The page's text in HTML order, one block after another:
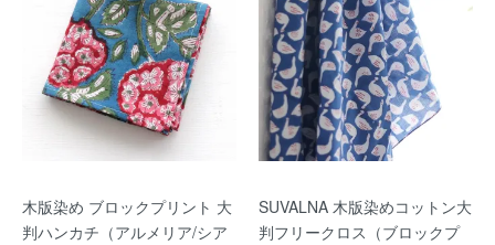
木版染め ブロックプリント 大
判ハンカチ（アルメリア/シア
SUVALNA 木版染めコットン大
判フリークロス（ブロックプ